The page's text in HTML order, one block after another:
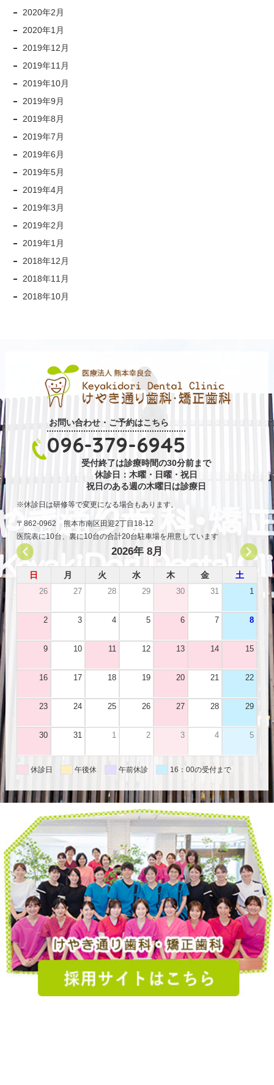
2020年2月
2020年1月
2019年12月
2019年11月
2019年10月
2019年9月
2019年8月
2019年7月
2019年6月
2019年5月
2019年4月
2019年3月
2019年2月
2019年1月
2018年12月
2018年11月
2018年10月
お問い合わせ・ご予約はこちら
096-379-6945
受付終了は診療時間の30分前まで
休診日：木曜・日曜・祝日
祝日のある週の木曜日は診療日
休診日は研修等で変更になる場合もあります。
〒862-0962 熊本市南区田迎2丁目18-12
医院表に10台、裏に10台の合計20台駐車場を用意しています
2026年 8月
日 月 火 水 木 金 土
26 27 28 29 30 31 1
2 3 4 5 6 7 8
9 10 11 12 13 14 15
16 17 18 19 20 21 22
23 24 25 26 27 28 29
30 31 1 2 3 4 5
休診日 午後休 午前休診 16：00の受付まで